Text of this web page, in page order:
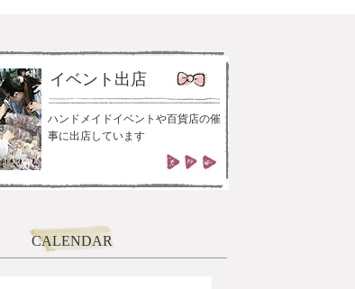
イベント出店
ハンドメイドイベントや百貨店の催
事に出店しています
CALENDAR